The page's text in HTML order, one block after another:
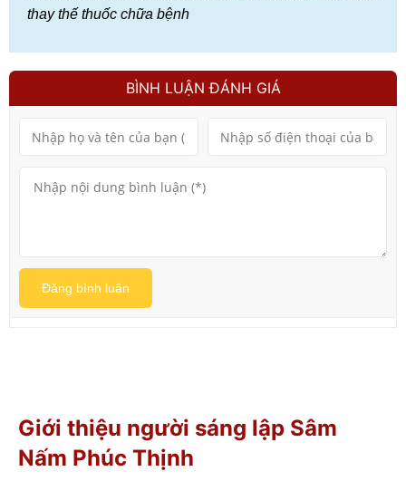
thay thế thuốc chữa bệnh
BÌNH LUẬN ĐÁNH GIÁ
Đăng bình luận
Giới thiệu người sáng lập Sâm
Nấm Phúc Thịnh